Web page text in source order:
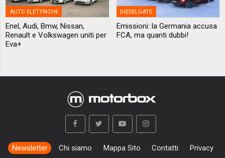
AUTO ELETTRICHE
Enel, Audi, Bmw, Nissan,
Renault e Volkswagen uniti per
Eva+
DIESELGATE
Emissioni: la Germania accusa
FCA, ma quanti dubbi!
Newsletter Chi siamo Mappa Sito Contatti Privacy